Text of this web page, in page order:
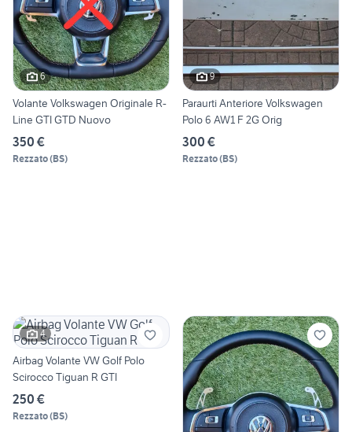
6
Volante Volkswagen Originale R-
Line GTI GTD Nuovo
350 €
Rezzato(BS)
9
Paraurti Anteriore Volkswagen
Polo 6 AW1 F 2G Orig
300 €
Rezzato(BS)
4
Airbag Volante VW Golf Polo
Scirocco Tiguan R GTI
250 €
Rezzato(BS)